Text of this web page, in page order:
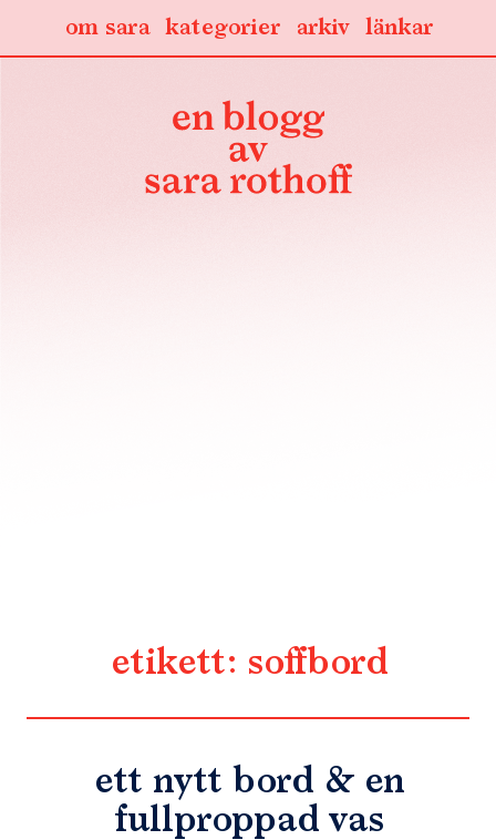
länkar
arkiv
kategorier
om sara
etikett: soffbord
ett nytt bord & en
fullproppad vas